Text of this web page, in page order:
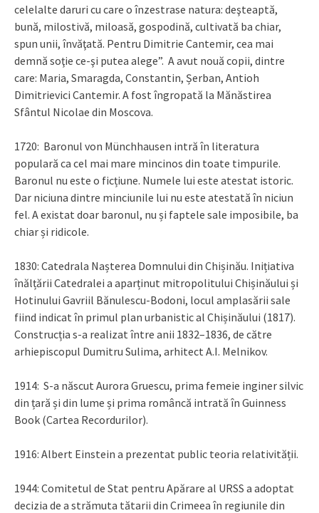
celelalte daruri cu care o înzestrase natura: deşteaptă,
bună, milostivă, miloasă, gospodină, cultivată ba chiar,
spun unii, învăţată. Pentru Dimitrie Cantemir, cea mai
demnă soţie ce-şi putea alege”. A avut nouă copii, dintre
care: Maria, Smaragda, Constantin, Șerban, Antioh
Dimitrievici Cantemir. A fost îngropată la Mănăstirea
Sfântul Nicolae din Moscova.
1720: Baronul von Münchhausen intră în literatura
populară ca cel mai mare mincinos din toate timpurile.
Baronul nu este o ficțiune. Numele lui este atestat istoric.
Dar niciuna dintre minciunile lui nu este atestată în niciun
fel. A existat doar baronul, nu și faptele sale imposibile, ba
chiar și ridicole.
1830: Catedrala Nașterea Domnului din Chișinău. Inițiativa
înălțării Catedralei a aparținut mitropolitului Chișinăului și
Hotinului Gavriil Bănulescu-Bodoni, locul amplasării sale
fiind indicat în primul plan urbanistic al Chișinăului (1817).
Construcția s-a realizat între anii 1832–1836, de către
arhiepiscopul Dumitru Sulima, arhitect A.I. Melnikov.
1914: S-a născut Aurora Gruescu, prima femeie inginer silvic
din țară și din lume și prima româncă intrată în Guinness
Book (Cartea Recordurilor).
1916: Albert Einstein a prezentat public teoria relativității.
1944: Comitetul de Stat pentru Apărare al URSS a adoptat
decizia de a strămuta tătarii din Crimeea în regiunile din